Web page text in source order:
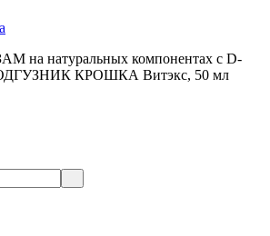
на натуральных компонентах с D-
КРОШКА Витэкс, 50 мл